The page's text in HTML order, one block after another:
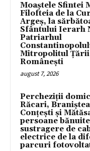
Moaștele Sfintei
Filofteia de la
Argeș, la
Sfântului Ierarh
Patriarhul
Mitropolitul Țării
Românești
august 7, 2026
Percheziții
Răcari,
Conțești și
persoane
sustragere de
electrice de la
parcuri